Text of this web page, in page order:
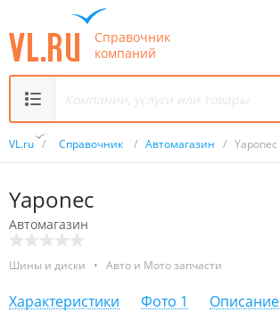
Справочник
компаний
VL.ru / Справочник / Автомагазин / Yaponec
Yaponec
Автомагазин
Шины и диски • Авто и Мото запчасти
Характеристики Фото 1 Описание